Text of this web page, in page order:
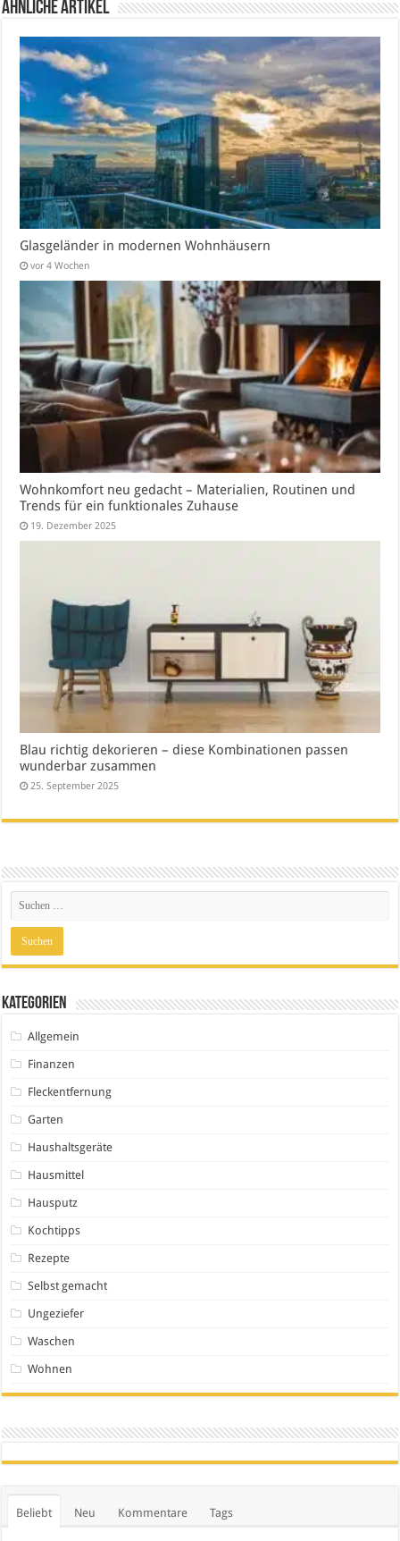
Ähnliche Artikel
Glasgeländer in modernen Wohnhäusern
vor 4 Wochen
Wohnkomfort neu gedacht – Materialien, Routinen und
Trends für ein funktionales Zuhause
19. Dezember 2025
Blau richtig dekorieren – diese Kombinationen passen
wunderbar zusammen
25. September 2025
Kategorien
Allgemein
Finanzen
Fleckentfernung
Garten
Haushaltsgeräte
Hausmittel
Hausputz
Kochtipps
Rezepte
Selbst gemacht
Ungeziefer
Waschen
Wohnen
Beliebt Neu Kommentare Tags